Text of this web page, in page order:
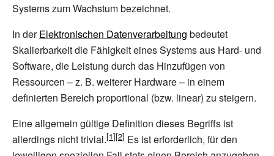
Systems zum Wachstum bezeichnet.
In derElektronischen Datenverarbeitung bedeutet
Skalierbarkeit die Fähigkeit eines Systems aus Hard- und
Software, die Leistung durch das Hinzufügen von
Ressourcen –z. B. weiterer Hardware– in einem
definierten Bereich proportional (bzw. linear) zu steigern.
Eine allgemein gültige Definition dieses Begriffs ist
allerdings nicht trivial.
Es ist erforderlich, für den